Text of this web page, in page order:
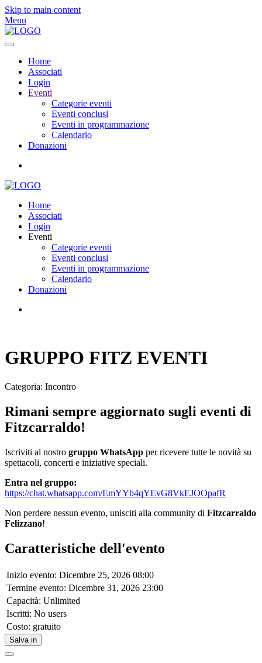
Skip to main content
Menu
Home
Associati
Login
Eventi
Categorie eventi
Eventi conclusi
Eventi in programmazione
Calendario
Donazioni
Home
Associati
Login
Eventi
Categorie eventi
Eventi conclusi
Eventi in programmazione
Calendario
Donazioni
GRUPPO FITZ EVENTI
Categoria: Incontro
Rimani sempre aggiornato sugli eventi di
Fitzcarraldo!
Iscriviti al nostro gruppo WhatsApp per ricevere tutte le novità su
spettacoli, concerti e iniziative speciali.
Entra nel gruppo:
https://chat.whatsapp.com/EmYYb4qYEvG8VkEJOOpafR
Non perdere nessun evento, unisciti alla community di Fitzcarraldo
Felizzano!
Caratteristiche dell'evento
Inizio evento: Dicembre 25, 2026 08:00
Termine evento: Dicembre 31, 2026 23:00
Capacità: Unlimited
Iscritti: No users
Costo: gratuito
Salva in